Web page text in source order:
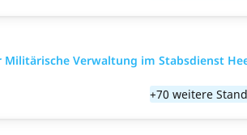
Militärische Verwaltung im Stabsdienst
+70 weitere